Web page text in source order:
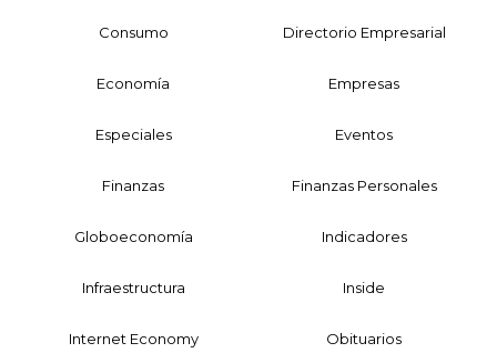
Consumo Directorio Empresarial
Economía Empresas
Especiales Eventos
Finanzas Finanzas Personales
Globoeconomía Indicadores
Infraestructura Inside
Internet Economy Obituarios